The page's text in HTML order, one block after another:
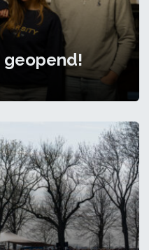
geopend!